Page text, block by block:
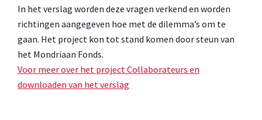
In het verslag worden deze vragen verkend en worden
richtingen aangegeven hoe met de dilemma’s om te
gaan. Het project kon tot stand komen door steun van
het Mondriaan Fonds.
Voor meer over het project Collaborateurs en
downloaden van het verslag